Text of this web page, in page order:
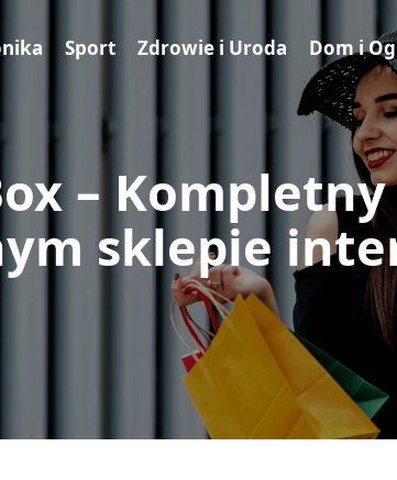
Sport Zdrowie i Uroda Dom i
–
sklepie